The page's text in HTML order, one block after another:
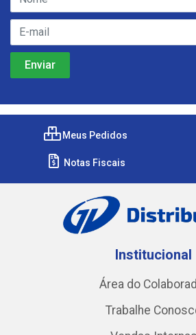
Meus Pedidos
Notas Fiscais
Institucional
Área do
Trabalhe